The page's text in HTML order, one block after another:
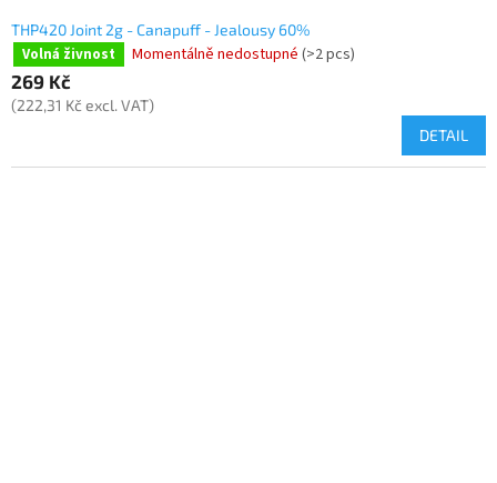
THP420 Joint 2g - Canapuff - Jealousy 60%
Volná živnost Momentálně nedostupné (>2 pcs)
269 Kč
(222,31 Kč excl. VAT)
DETAIL